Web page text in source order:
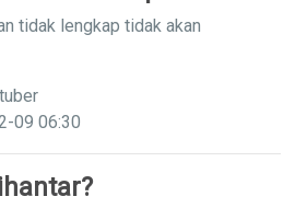
tidak lengkap tidak akan
09 06:30